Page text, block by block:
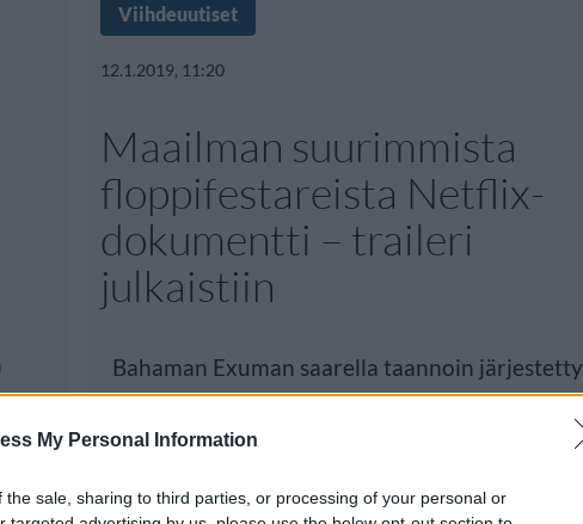
My Personal Information
the sale, sharing to third parties, or processing of your personal or
Viihdeuutiset
12.1.2019, 11:20
Maailman suurimmista
floppifestareista Netflix-
dokumentti – traileri
julkaistiin
Bahaman Exuman saarella taannoin järjestetty